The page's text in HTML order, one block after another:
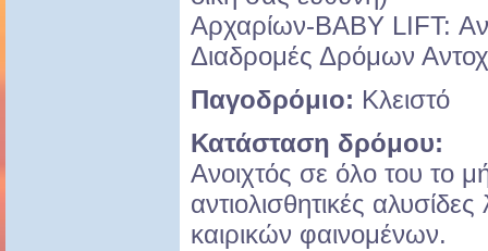
Αρχαρίων-BABY LIFT:
Διαδρομές Δρόμων
Παγοδρόμιο: Κλειστό
Κατάσταση δρόμου:
Ανοιχτός σε όλο του το
αντιολισθητικές
καιρικών φαινομένων.